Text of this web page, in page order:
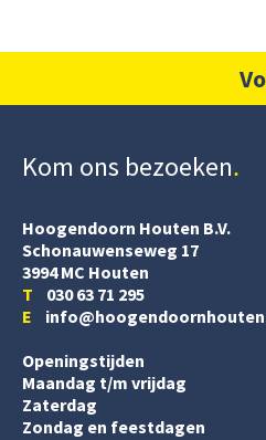
Kom ons bezoeken
Hoogendoorn Houten B.V.
Schonauwenseweg 17
3994 MC Houten
T 030 63 71 295
E
Openingstijden
Maandag t/m vrijdag
Zaterdag
Zondag en feestdagen